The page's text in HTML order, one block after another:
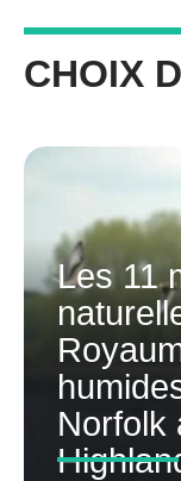
CHOIX
Les 11
Norfolk